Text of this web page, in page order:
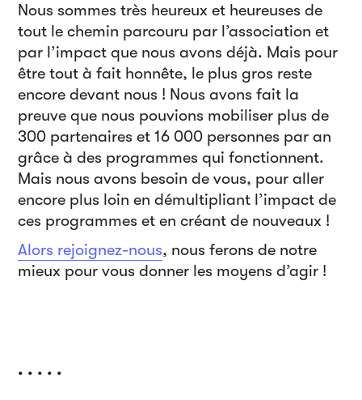
Nous sommes très heureux et heureuses de
tout le chemin parcouru par l’association et
par l’impact que nous avons déjà. Mais pour
être tout à fait honnête, le plus gros reste
encore devant nous ! Nous avons fait la
preuve que nous pouvions mobiliser plus de
300 partenaires et 16 000 personnes par an
grâce à des programmes qui fonctionnent.
Mais nous avons besoin de vous, pour aller
encore plus loin en démultipliant l’impact de
ces programmes et en créant de nouveaux !
Alors rejoignez-nous, nous ferons de notre
mieux pour vous donner les moyens d’agir !
. . . . .